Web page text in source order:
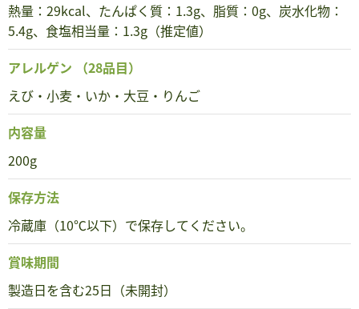
熱量：29kcal、たんぱく質：1.3g、脂質：0g、炭水化物：
5.4g、食塩相当量：1.3g（推定値）
アレルゲン （28品目）
えび・小麦・いか・大豆・りんご
内容量
200g
保存方法
冷蔵庫（10℃以下）で保存してください。
賞味期間
製造日を含む25日（未開封）